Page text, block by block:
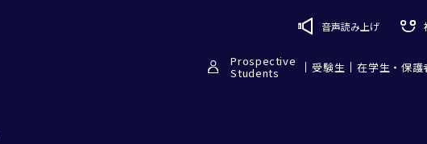
音声読み上げ
Prospective
Students 受験生 在学生・保護